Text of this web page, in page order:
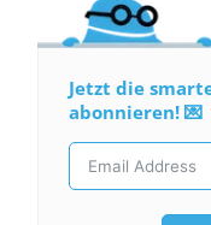
Jetzt die
abonnieren! 💌